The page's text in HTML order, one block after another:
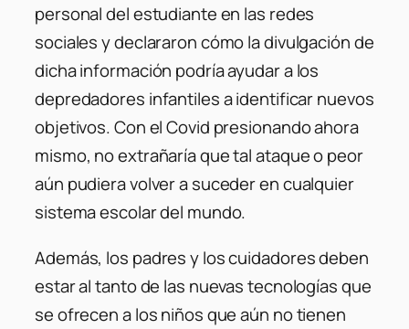
personal del estudiante en las redes
sociales y declararon cómo la divulgación de
dicha información podría ayudar a los
depredadores infantiles a identificar nuevos
objetivos. Con el Covid presionando ahora
mismo, no extrañaría que tal ataque o peor
aún pudiera volver a suceder en cualquier
sistema escolar del mundo.
Además, los padres y los cuidadores deben
estar al tanto de las nuevas tecnologías que
se ofrecen a los niños que aún no tienen